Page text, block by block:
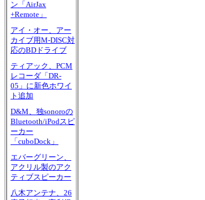
ン「AirJax
+Remote」
アイ・オー、アー
カイブ用M-DISC対
応のBDドライブ
ティアック、PCM
レコーダ「DR-
05」に新色ホワイ
ト追加
D&M、独sonoroの
Bluetooth/iPodスピ
ーカー
「cuboDock」
エバーグリーン、
アクリル製のアク
ティブスピーカー
八木アンテナ、26